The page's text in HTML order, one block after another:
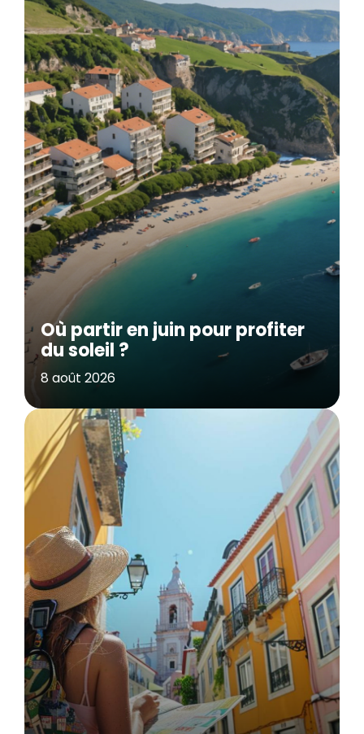
Où partir en juin pour profiter
du soleil ?
8 août 2026